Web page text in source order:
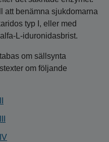
att benämna sjukdomarna
typ I, eller med
L-iduronidasbrist.
om sällsynta
om följande